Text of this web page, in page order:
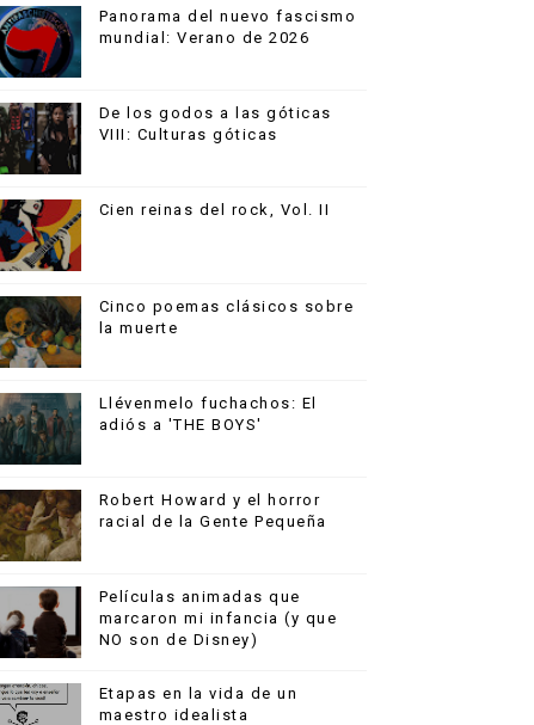
Panorama del nuevo fascismo
mundial: Verano de 2026
De los godos a las góticas
VIII: Culturas góticas
Cien reinas del rock, Vol. II
Cinco poemas clásicos sobre
la muerte
Llévenmelo fuchachos: El
adiós a 'THE BOYS'
Robert Howard y el horror
racial de la Gente Pequeña
Películas animadas que
marcaron mi infancia (y que
NO son de Disney)
Etapas en la vida de un
maestro idealista